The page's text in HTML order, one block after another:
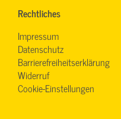
Rechtliches
Impressum
Datenschutz
Barrierefreiheitserklärung
Widerruf
Cookie-Einstellungen